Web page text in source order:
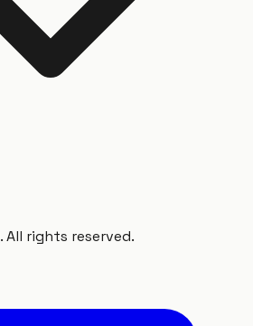
. All rights reserved.